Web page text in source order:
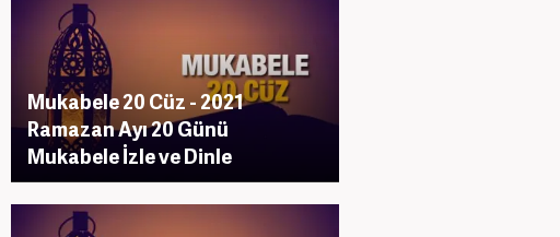
Mukabele 20 Cüz - 2021
Ramazan Ayı 20 Günü
Mukabele İzle ve Dinle